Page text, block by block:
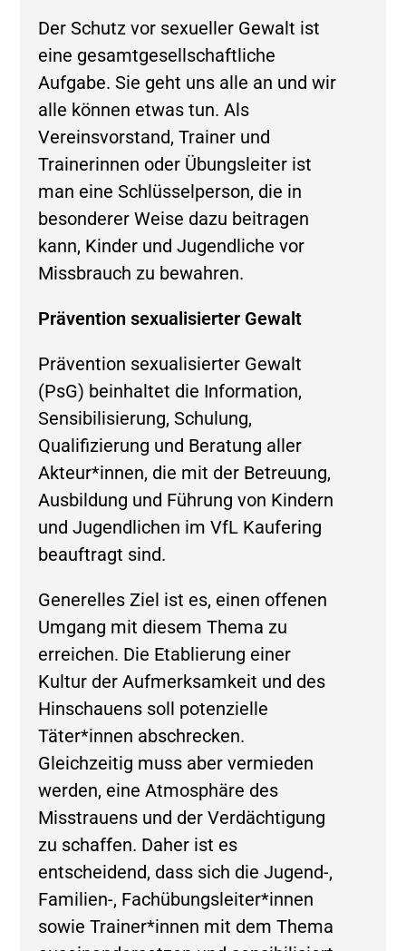
Der Schutz vor sexueller Gewalt ist
eine gesamtgesellschaftliche
Aufgabe. Sie geht uns alle an und wir
alle können etwas tun. Als
Vereinsvorstand, Trainer und
Trainerinnen oder Übungsleiter ist
man eine Schlüsselperson, die in
besonderer Weise dazu beitragen
kann, Kinder und Jugendliche vor
Missbrauch zu bewahren.
Prävention sexualisierter Gewalt
Prävention sexualisierter Gewalt
(PsG) beinhaltet die Information,
Sensibilisierung, Schulung,
Qualifizierung und Beratung aller
Akteur*innen, die mit der Betreuung,
Ausbildung und Führung von Kindern
und Jugendlichen im VfL Kaufering
beauftragt sind.
Generelles Ziel ist es, einen offenen
Umgang mit diesem Thema zu
erreichen. Die Etablierung einer
Kultur der Aufmerksamkeit und des
Hinschauens soll potenzielle
Täter*innen abschrecken.
Gleichzeitig muss aber vermieden
werden, eine Atmosphäre des
Misstrauens und der Verdächtigung
zu schaffen. Daher ist es
entscheidend, dass sich die Jugend-,
Familien-, Fachübungsleiter*innen
sowie Trainer*innen mit dem Thema